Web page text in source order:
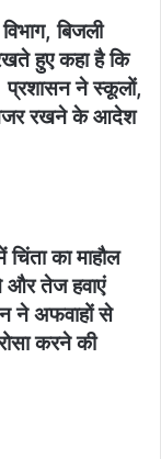
बिजली
हुए कहा है कि
प्रशासन ने स्कूलों,
नजर रखने के आदेश
का माहौल
और तेज हवाएं
ने अफवाहों से
करने की